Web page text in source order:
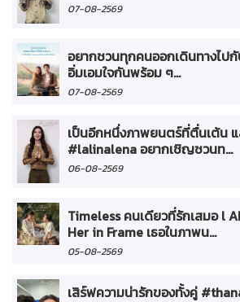
07-08-2569
อยากชวนทุกคนออกเดินทางไปกั
อิ่มเอมใจกันพร้อม ๆ...
07-08-2569
เป็นอีกหนึ่งภาพยนตร์ที่ตื่นเต้น แ
#lalinalena อยากเชิญชวนท...
06-08-2569
Timeless คนเดียวที่รักเสมอ l
Her in Frame เธอในภาพน...
05-08-2569
เสิร์ฟความน่ารักของทั้งคู่